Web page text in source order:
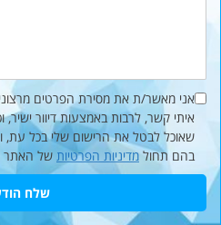
אני מאשר/ת את מסירת הפרטים
איתי קשר, לרבות באמצעות דיוור
שאוכל לבטל את הרישום שלי בכל עת,
בהם תחול מדיניות הפרטיות של האתר
שלח